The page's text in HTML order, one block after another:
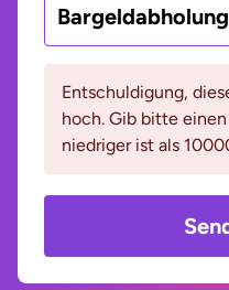
Bargeldabholung
Entschuldigung,
hoch. Gib bitte
niedriger ist als